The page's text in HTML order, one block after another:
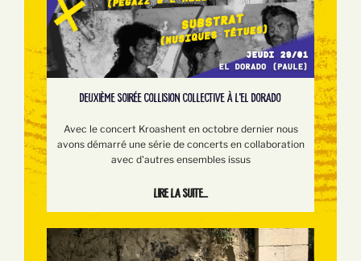
DEUXIÈME SOIRÉE COLLISION COLLECTIVE À L'EL DORADO
Avec le concert Kroashent en octobre dernier nous
avons démarré une série de concerts en collaboration
avec d'autres ensembles issus
Lire la suite...